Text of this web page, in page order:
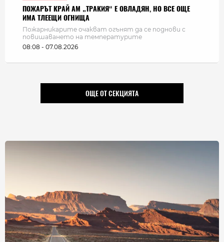
ПОЖАРЪТ КРАЙ АМ „ТРАКИЯ“ Е ОВЛАДЯН, НО ВСЕ ОЩЕ
ИМА ТЛЕЕЩИ ОГНИЩА
Пожарникарите очакват огънят да се поднови с
повишаването на температурите
08:08 - 07.08.2026
ОЩЕ ОТ СЕКЦИЯТА